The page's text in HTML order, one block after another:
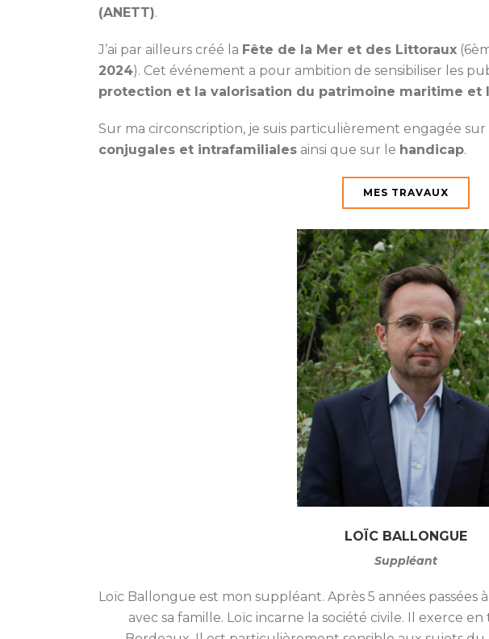
(ANETT).
J’ai par ailleurs créé la Fête de la Mer et des Littoraux
2024). Cet événement a pour ambition de sensibiliser les
protection et la valorisation du patrimoine maritime et
Sur ma circonscription, je suis particulièrement engagée sur
conjugales et intrafamiliales ainsi que sur le handicap.
MES TRAVAUX
LOÏC BALLONGUE
Suppléant
Loïc Ballongue est mon suppléant. Après 5 années passées
avec sa famille. Loïc incarne la société civile. Il exerce